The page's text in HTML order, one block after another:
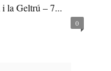
la Geltrú – 7...
0